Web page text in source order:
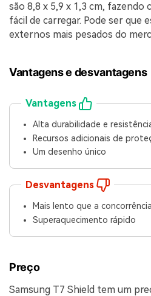
são 8,8 x 5,9 x 1,3 cm, fazendo
fácil de carregar. Pode ser que
externos mais pesados do
Vantagens e desvantagens
Vantagens
Alta durabilidade e
Recursos adicionais de
Um desenho único
Desvantagens
Mais lento que a concorrência
Superaquecimento rápido
Preço
Samsung T7 Shield tem um